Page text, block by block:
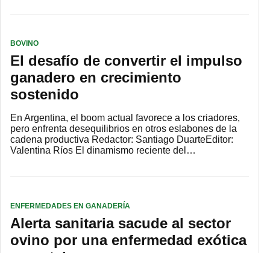
BOVINO
El desafío de convertir el impulso
ganadero en crecimiento
sostenido
En Argentina, el boom actual favorece a los criadores,
pero enfrenta desequilibrios en otros eslabones de la
cadena productiva Redactor: Santiago DuarteEditor:
Valentina Ríos El dinamismo reciente del…
ENFERMEDADES EN GANADERÍA
Alerta sanitaria sacude al sector
ovino por una enfermedad exótica